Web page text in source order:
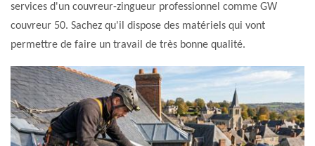
services d'un couvreur-zingueur professionnel comme GW
couvreur 50. Sachez qu'il dispose des matériels qui vont
permettre de faire un travail de très bonne qualité.